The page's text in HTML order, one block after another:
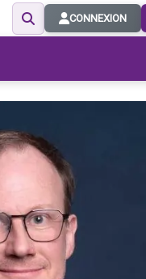
CONNEXION